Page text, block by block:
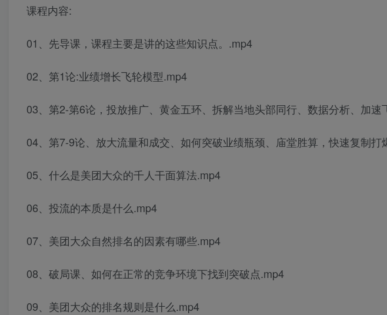
课程内容:
01、先导课，课程主要是讲的这些知识点。.mp4
02、第1论:业绩增长飞轮模型.mp4
03、第2-第6论，投放推广、黄金五环、拆解当地头部同行、数据分析、加速
04、第7-9论、放大流量和成交、如何突破业绩瓶颈、庙堂胜算，快速复制打
05、什么是美团大众的千人干面算法.mp4
06、投流的本质是什么.mp4
07、美团大众自然排名的因素有哪些.mp4
08、破局课、如何在正常的竞争环境下找到突破点.mp4
09、美团大众的排名规则是什么.mp4